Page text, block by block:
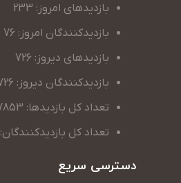
بازدیدهای امروز: 233
بازدیدکنندگان امروز: 76
بازدیدهای دیروز: 726
بازدیدکنندگان دیروز: 726
تعداد کل بازدیدها: 1617853
تعداد کل بازدیدکنندگان: 222079
دسترسی سریع